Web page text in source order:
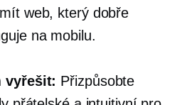
web, který dobře
na mobilu.
vyřešit: Přizpůsobte